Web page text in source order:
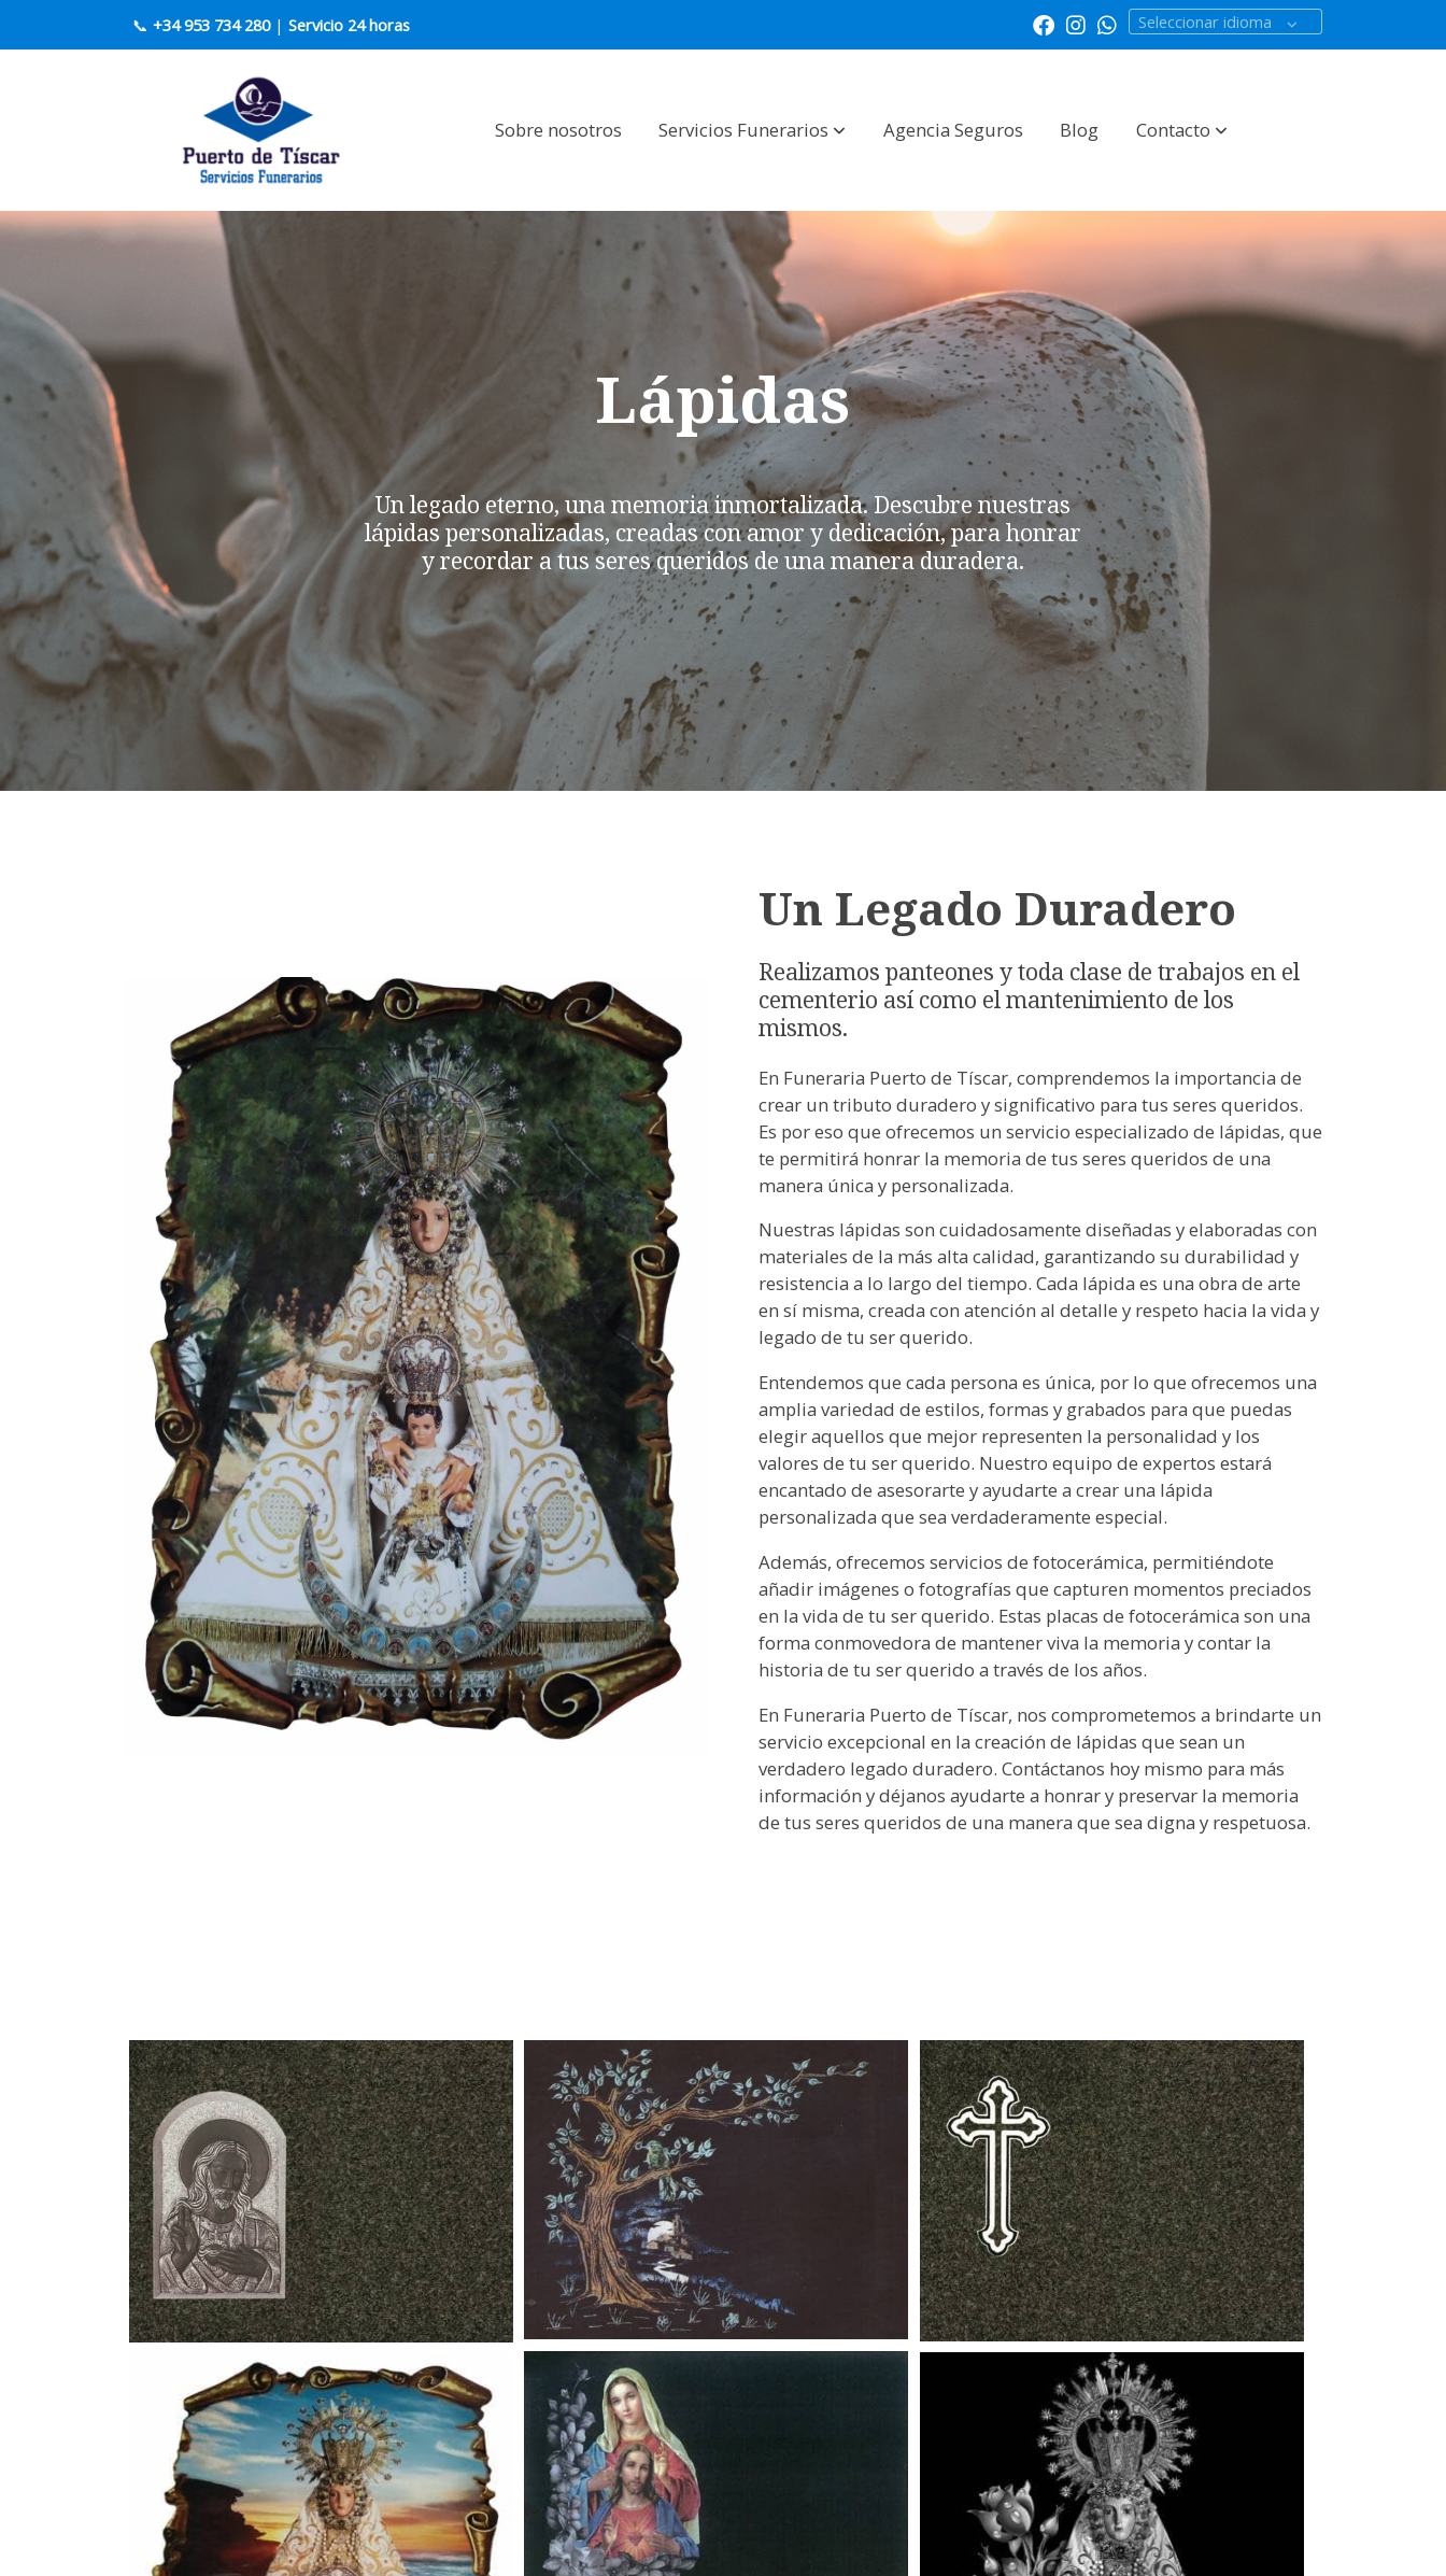
📞 +34 953 734 280 |Servicio 24 horas Seleccionar idioma
Sobre nosotros Servicios Funerarios Agencia Seguros Blog Contacto
Lápidas
Un legado eterno, una memoria inmortalizada. Descubre nuestras
lápidas personalizadas, creadas con amor y dedicación, para honrar
y recordar a tus seres queridos de una manera duradera.
Un Legado Duradero
Realizamos panteones y toda clase de trabajos en el
cementerio así como el mantenimiento de los
mismos.
En Funeraria Puerto de Tíscar, comprendemos la importancia de
crear un tributo duradero y significativo para tus seres queridos.
Es por eso que ofrecemos un servicio especializado de lápidas, que
te permitirá honrar la memoria de tus seres queridos de una
manera única y personalizada.
Nuestras lápidas son cuidadosamente diseñadas y elaboradas con
materiales de la más alta calidad, garantizando su durabilidad y
resistencia a lo largo del tiempo. Cada lápida es una obra de arte
en sí misma, creada con atención al detalle y respeto hacia la vida y
legado de tu ser querido.
Entendemos que cada persona es única, por lo que ofrecemos una
amplia variedad de estilos, formas y grabados para que puedas
elegir aquellos que mejor representen la personalidad y los
valores de tu ser querido. Nuestro equipo de expertos estará
encantado de asesorarte y ayudarte a crear una lápida
personalizada que sea verdaderamente especial.
Además, ofrecemos servicios de fotocerámica, permitiéndote
añadir imágenes o fotografías que capturen momentos preciados
en la vida de tu ser querido. Estas placas de fotocerámica son una
forma conmovedora de mantener viva la memoria y contar la
historia de tu ser querido a través de los años.
En Funeraria Puerto de Tíscar, nos comprometemos a brindarte un
servicio excepcional en la creación de lápidas que sean un
verdadero legado duradero. Contáctanos hoy mismo para más
información y déjanos ayudarte a honrar y preservar la memoria
de tus seres queridos de una manera que sea digna y respetuosa.